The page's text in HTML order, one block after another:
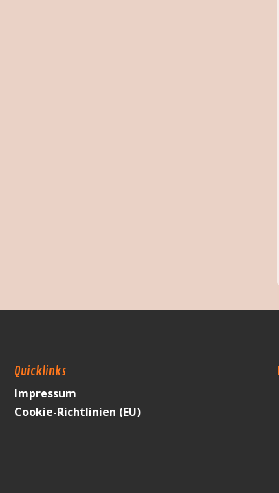
Quicklinks
Impressum
Cookie-Richtlinien (EU)